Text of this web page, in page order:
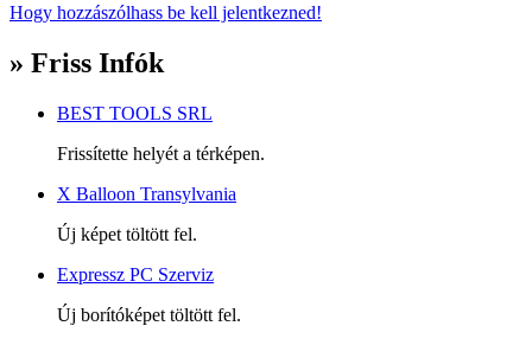
Hogy hozzászólhass be kell jelentkezned!
» Friss Infók
BEST TOOLS SRL
Frissítette helyét a térképen.
X Balloon Transylvania
Új képet töltött fel.
Expressz PC Szerviz
Új borítóképet töltött fel.